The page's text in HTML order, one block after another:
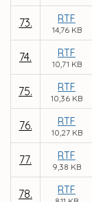
73. RTF
14,76 KB
74. RTF
10,71 KB
75. RTF
10,36 KB
76. RTF
10,27 KB
77. RTF
9,38 KB
78. RTF